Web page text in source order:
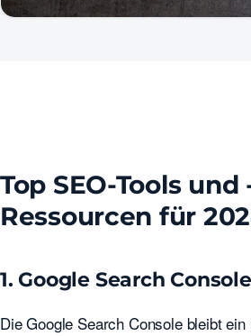
Top SEO-Tools und
Ressourcen für
1. Google Search Console
Die Google Search Console bleibt